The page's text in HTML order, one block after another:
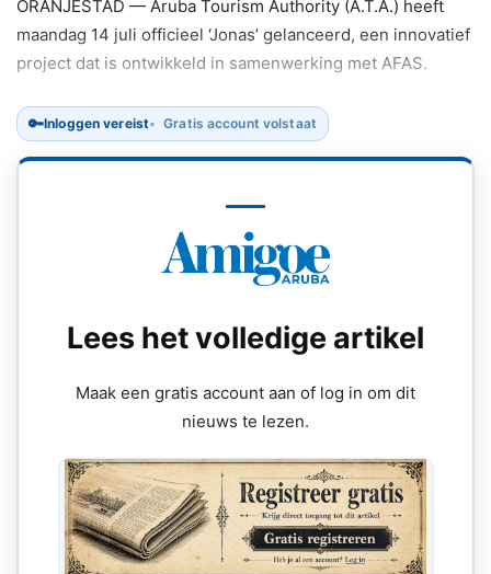
ORANJESTAD — Aruba Tourism Authority (A.T.A.) heeft
maandag 14 juli officieel ‘Jonas’ gelanceerd, een innovatief
project dat is ontwikkeld in samenwerking met AFAS.
🔑Inloggen vereist Gratis account volstaat
Lees het volledige artikel
Maak een gratis account aan of log in om dit
nieuws te lezen.